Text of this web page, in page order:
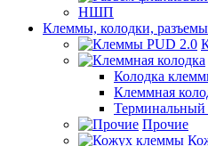
НШП
Клеммы, колодки, разъемы
Колодка
Клеммная
Терминальный
Прочие